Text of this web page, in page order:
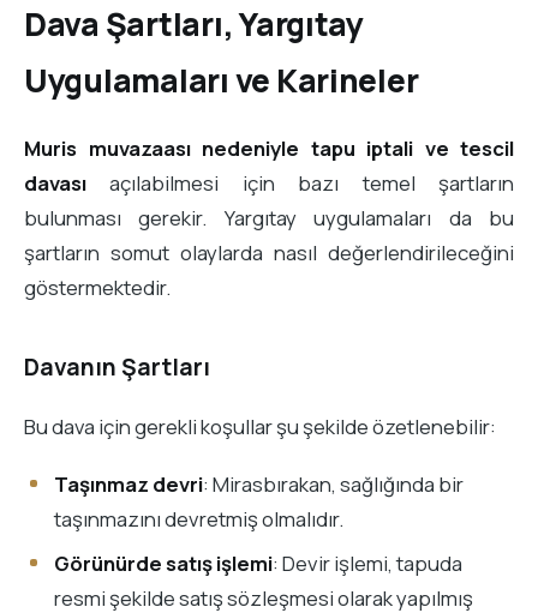
Dava Şartları, Yargıtay
Uygulamaları ve Karineler
Muris muvazaası nedeniyle tapu iptali ve tescil
davası açılabilmesi için bazı temel şartların
bulunması gerekir. Yargıtay uygulamaları da bu
şartların somut olaylarda nasıl değerlendirileceğini
göstermektedir.
Davanın Şartları
Bu dava için gerekli koşullar şu şekilde özetlenebilir:
Taşınmaz devri: Mirasbırakan, sağlığında bir
taşınmazını devretmiş olmalıdır.
Görünürde satış işlemi: Devir işlemi, tapuda
resmi şekilde satış sözleşmesi olarak yapılmış